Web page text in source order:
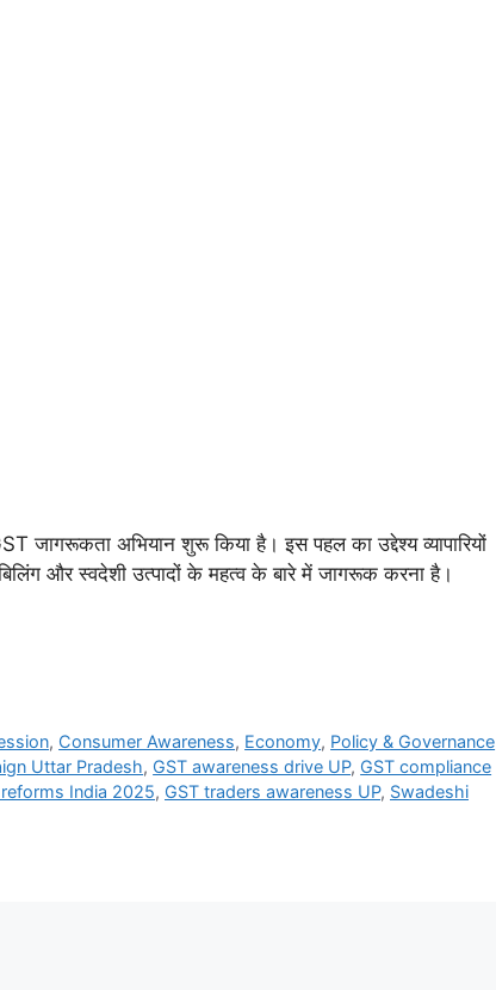
अभियान शुरू किया है। इस पहल का उद्देश्य व्यापारियों
और स्वदेशी उत्पादों के महत्व के बारे में जागरूक करना है।
, Consumer Awareness, Economy, Policy & Governance
Uttar Pradesh, GST awareness drive UP, GST compliance
reforms India 2025, GST traders awareness UP, Swadeshi